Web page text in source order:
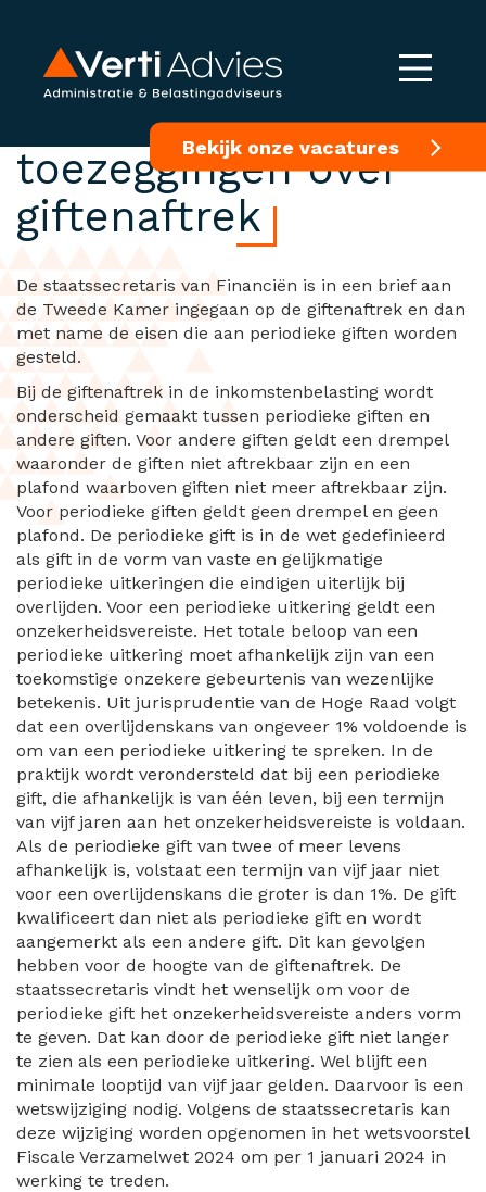
Bekijk onze vacatures
Nakoming
toezeggingen over
giftenaftrek
De staatssecretaris van Financiën is in een brief aan
de Tweede Kamer ingegaan op de giftenaftrek en dan
met name de eisen die aan periodieke giften worden
gesteld.
Bij de giftenaftrek in de inkomstenbelasting wordt
onderscheid gemaakt tussen periodieke giften en
andere giften. Voor andere giften geldt een drempel
waaronder de giften niet aftrekbaar zijn en een
plafond waarboven giften niet meer aftrekbaar zijn.
Voor periodieke giften geldt geen drempel en geen
plafond. De periodieke gift is in de wet gedefinieerd
als gift in de vorm van vaste en gelijkmatige
periodieke uitkeringen die eindigen uiterlijk bij
overlijden. Voor een periodieke uitkering geldt een
onzekerheidsvereiste. Het totale beloop van een
periodieke uitkering moet afhankelijk zijn van een
toekomstige onzekere gebeurtenis van wezenlijke
betekenis. Uit jurisprudentie van de Hoge Raad volgt
dat een overlijdenskans van ongeveer 1% voldoende is
om van een periodieke uitkering te spreken. In de
praktijk wordt verondersteld dat bij een periodieke
gift, die afhankelijk is van één leven, bij een termijn
van vijf jaren aan het onzekerheidsvereiste is voldaan.
Als de periodieke gift van twee of meer levens
afhankelijk is, volstaat een termijn van vijf jaar niet
voor een overlijdenskans die groter is dan 1%. De gift
kwalificeert dan niet als periodieke gift en wordt
aangemerkt als een andere gift. Dit kan gevolgen
hebben voor de hoogte van de giftenaftrek. De
staatssecretaris vindt het wenselijk om voor de
periodieke gift het onzekerheidsvereiste anders vorm
te geven. Dat kan door de periodieke gift niet langer
te zien als een periodieke uitkering. Wel blijft een
minimale looptijd van vijf jaar gelden. Daarvoor is een
wetswijziging nodig. Volgens de staatssecretaris kan
deze wijziging worden opgenomen in het wetsvoorstel
Fiscale Verzamelwet 2024 om per 1 januari 2024 in
werking te treden.